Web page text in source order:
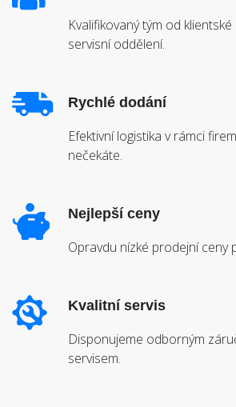
Kvalifikovaný tým od
servisní oddělení.
Rychlé dodání
Efektivní logistika v rámci
nečekáte.
Nejlepší ceny
Opravdu nízké prodejní ceny
Kvalitní servis
Disponujeme odborným
servisem.